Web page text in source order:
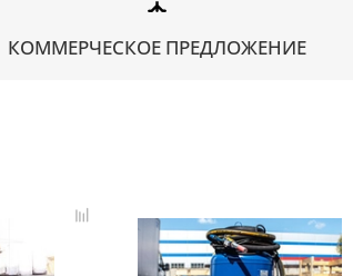
КОММЕРЧЕСКОЕ ПРЕДЛОЖЕНИЕ